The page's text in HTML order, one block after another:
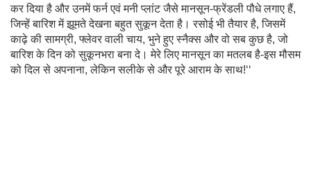
कर दिया है और उनमें फर्न एवं मनी प्लांट जैसे मानसून-फ्रेंडली पौधे लगाए हैं,
जिन्हें बारिश में झूमते देखना बहुत सुकून देता है। रसोई भी तैयार है, जिसमें
काढ़े की सामग्री, फ्लेवर वाली चाय, भुने हुए स्नैक्स और वो सब कुछ है, जो
बारिश के दिन को सुकूनभरा बना दे। मेरे लिए मानसून का मतलब है-इस मौसम
को दिल से अपनाना, लेकिन सलीके से और पूरे आराम के साथ!‘‘